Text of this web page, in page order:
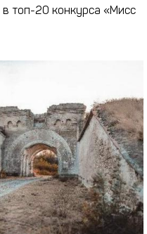
топ-20 конкурса «Мисс